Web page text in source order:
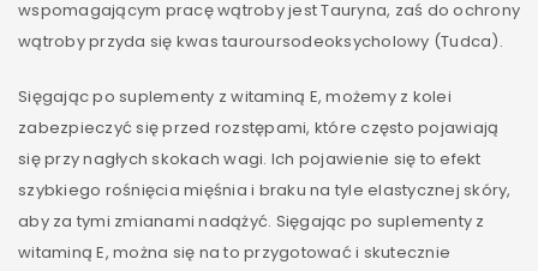
wspomagającym pracę wątroby jest Tauryna, zaś do ochrony
wątroby przyda się kwas tauroursodeoksycholowy (Tudca).
Sięgając po suplementy z witaminą E, możemy z kolei
zabezpieczyć się przed rozstępami, które często pojawiają
się przy nagłych skokach wagi. Ich pojawienie się to efekt
szybkiego rośnięcia mięśnia i braku na tyle elastycznej skóry,
aby za tymi zmianami nadążyć. Sięgając po suplementy z
witaminą E, można się na to przygotować i skutecznie